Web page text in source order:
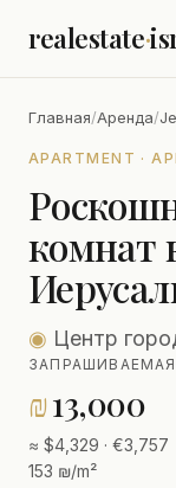
realestate·
Главная/Аренда/
APARTMENT ·
комнат
◉ Центр
₪13,000
≈ $4,329 · €3,757
153 ₪/m²